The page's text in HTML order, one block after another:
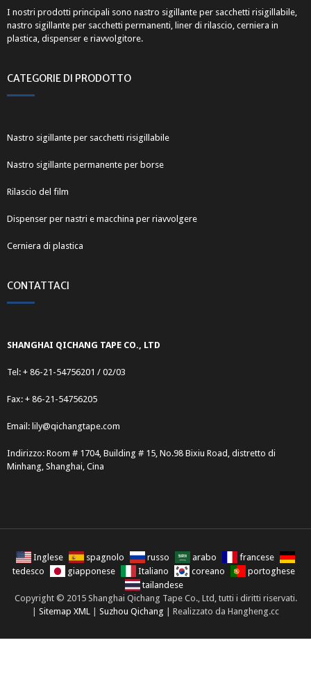
I nostri prodotti principali sono nastro sigillante per sacchetti risigillabile,
nastro sigillante per sacchetti permanenti, liner di rilascio, cerniera in
plastica, dispenser e riavvolgitore.
CATEGORIE DI PRODOTTO
Nastro sigillante per sacchetti risigillabile
Nastro sigillante permanente per borse
Rilascio del film
Dispenser per nastri e macchina per riavvolgere
Cerniera di plastica
CONTATTACI
SHANGHAI QICHANG TAPE CO., LTD
Tel: + 86-21-54756201 / 02/03
Fax: + 86-21-54756205
Email: lily@qichangtape.com
Indirizzo: Room # 1704, Building # 15, No.98 Bixiu Road, distretto di
Minhang, Shanghai, Cina
Inglese spagnolo russo arabo
francese
tedesco
giapponese Italiano coreano
portoghese
tailandese
Copyright © 2015 Shanghai Qichang Tape Co., Ltd, tutti i diritti riservati.
Sitemap XML Suzhou Qichang | Realizzato da Hangheng.cc